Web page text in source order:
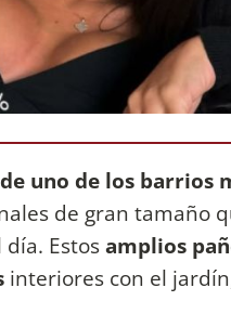
uno de los barrios
de gran tamaño
Estosamplios
interiores con el